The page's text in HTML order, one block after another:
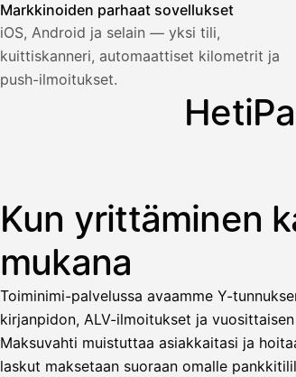
Markkinoiden parhaat sovellukset
iOS, Android ja selain — yksi tili,
kuittiskanneri, automaattiset kilometrit ja
push-ilmoitukset.
Kuvitus: käyttäjä nostaa palkan laskusta,
Palkka
Lasku · Acme Oy
Nosta palkkaa
Ennakonpidätys
Ennen laskun maksua
Vahvista
Palkka maksussa
Kun yrittäminen
mukana
Toiminimi-palvelussa avaamme Y-
kirjanpidon, ALV-ilmoitukset ja
Maksuvahti muistuttaa asiakkaitasi ja
laskut maksetaan suoraan omalle